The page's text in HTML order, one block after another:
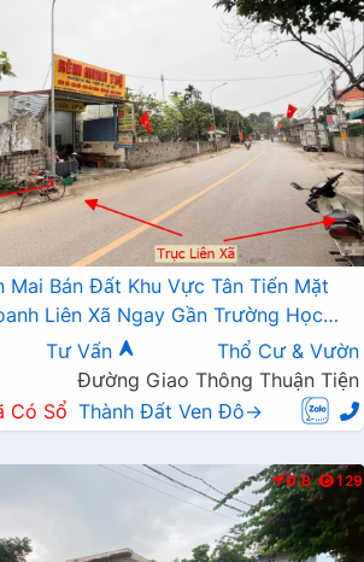
Mai Bán Đất Khu Vực Tân Tiến Mặt
Liên Xã Ngay Gần Trường Học
Tư Vấn
Thổ Cư & Vườn
Đường Giao Thông Thuận Tiện
Có Sổ Thành Đất Ven Đô→
Đ.B 129